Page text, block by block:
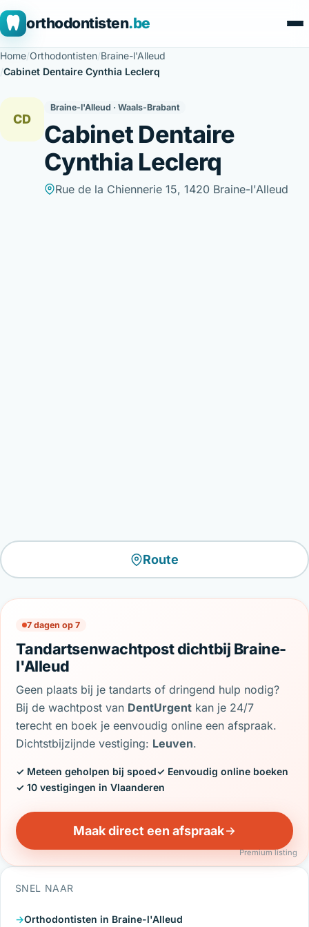
orthodontisten.be
Home/Orthodontisten/Braine-l'Alleud
/Cabinet Dentaire Cynthia Leclerq
CD
Braine-l'Alleud · Waals-Brabant
Cabinet Dentaire
Cynthia Leclerq
Rue de la Chiennerie 15, 1420 Braine-l'Alleud
Route
7 dagen op 7
Tandartsenwachtpost dichtbij Braine-
l'Alleud
Geen plaats bij je tandarts of dringend hulp nodig?
Bij de wachtpost van DentUrgent kan je 24/7
terecht en boek je eenvoudig online een afspraak.
Dichtstbijzijnde vestiging: Leuven.
✓ Meteen geholpen bij spoed✓ Eenvoudig online boeken
✓ 10 vestigingen in Vlaanderen
Maak direct een afspraak
Premium listing
SNEL NAAR
Orthodontisten in Braine-l'Alleud